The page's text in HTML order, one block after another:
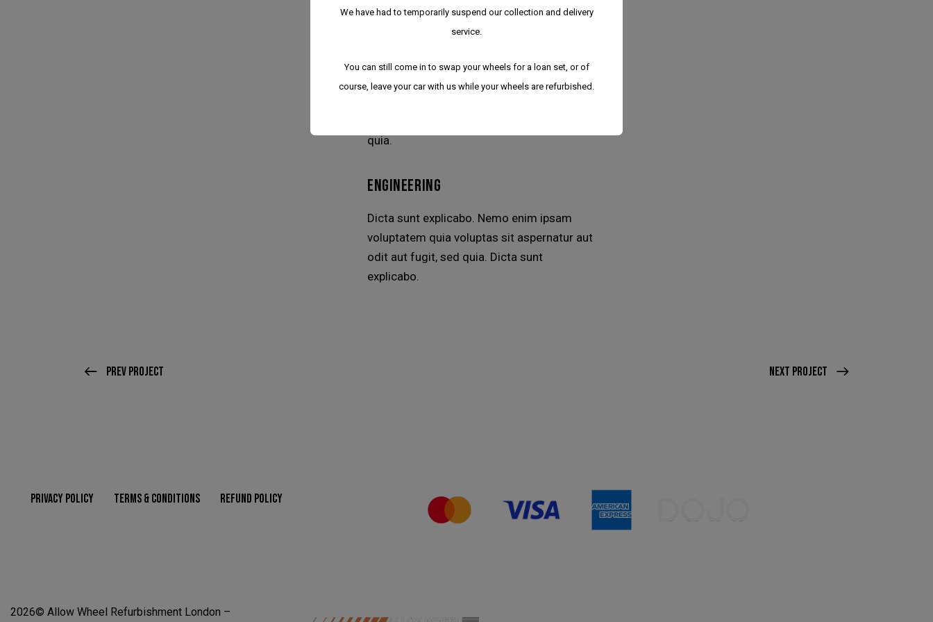
Dicta sunt explicabo. Nemo enim ipsam
quia.
ENGINEERING
Dicta sunt explicabo. Nemo enim ipsam
voluptatem quia voluptas sit aspernatur aut
odit aut fugit, sed quia. Dicta sunt
explicabo.
Prev Project Next Project
PRIVACY POLICY TERMS & CONDITIONS REFUND POLICY
2026© Allow Wheel Refurbishment London –
We have had to temporarily suspend our collection and delivery
service.
You can still come in to swap your wheels for a loan set, or of
course, leave your car with us while your wheels are refurbished.